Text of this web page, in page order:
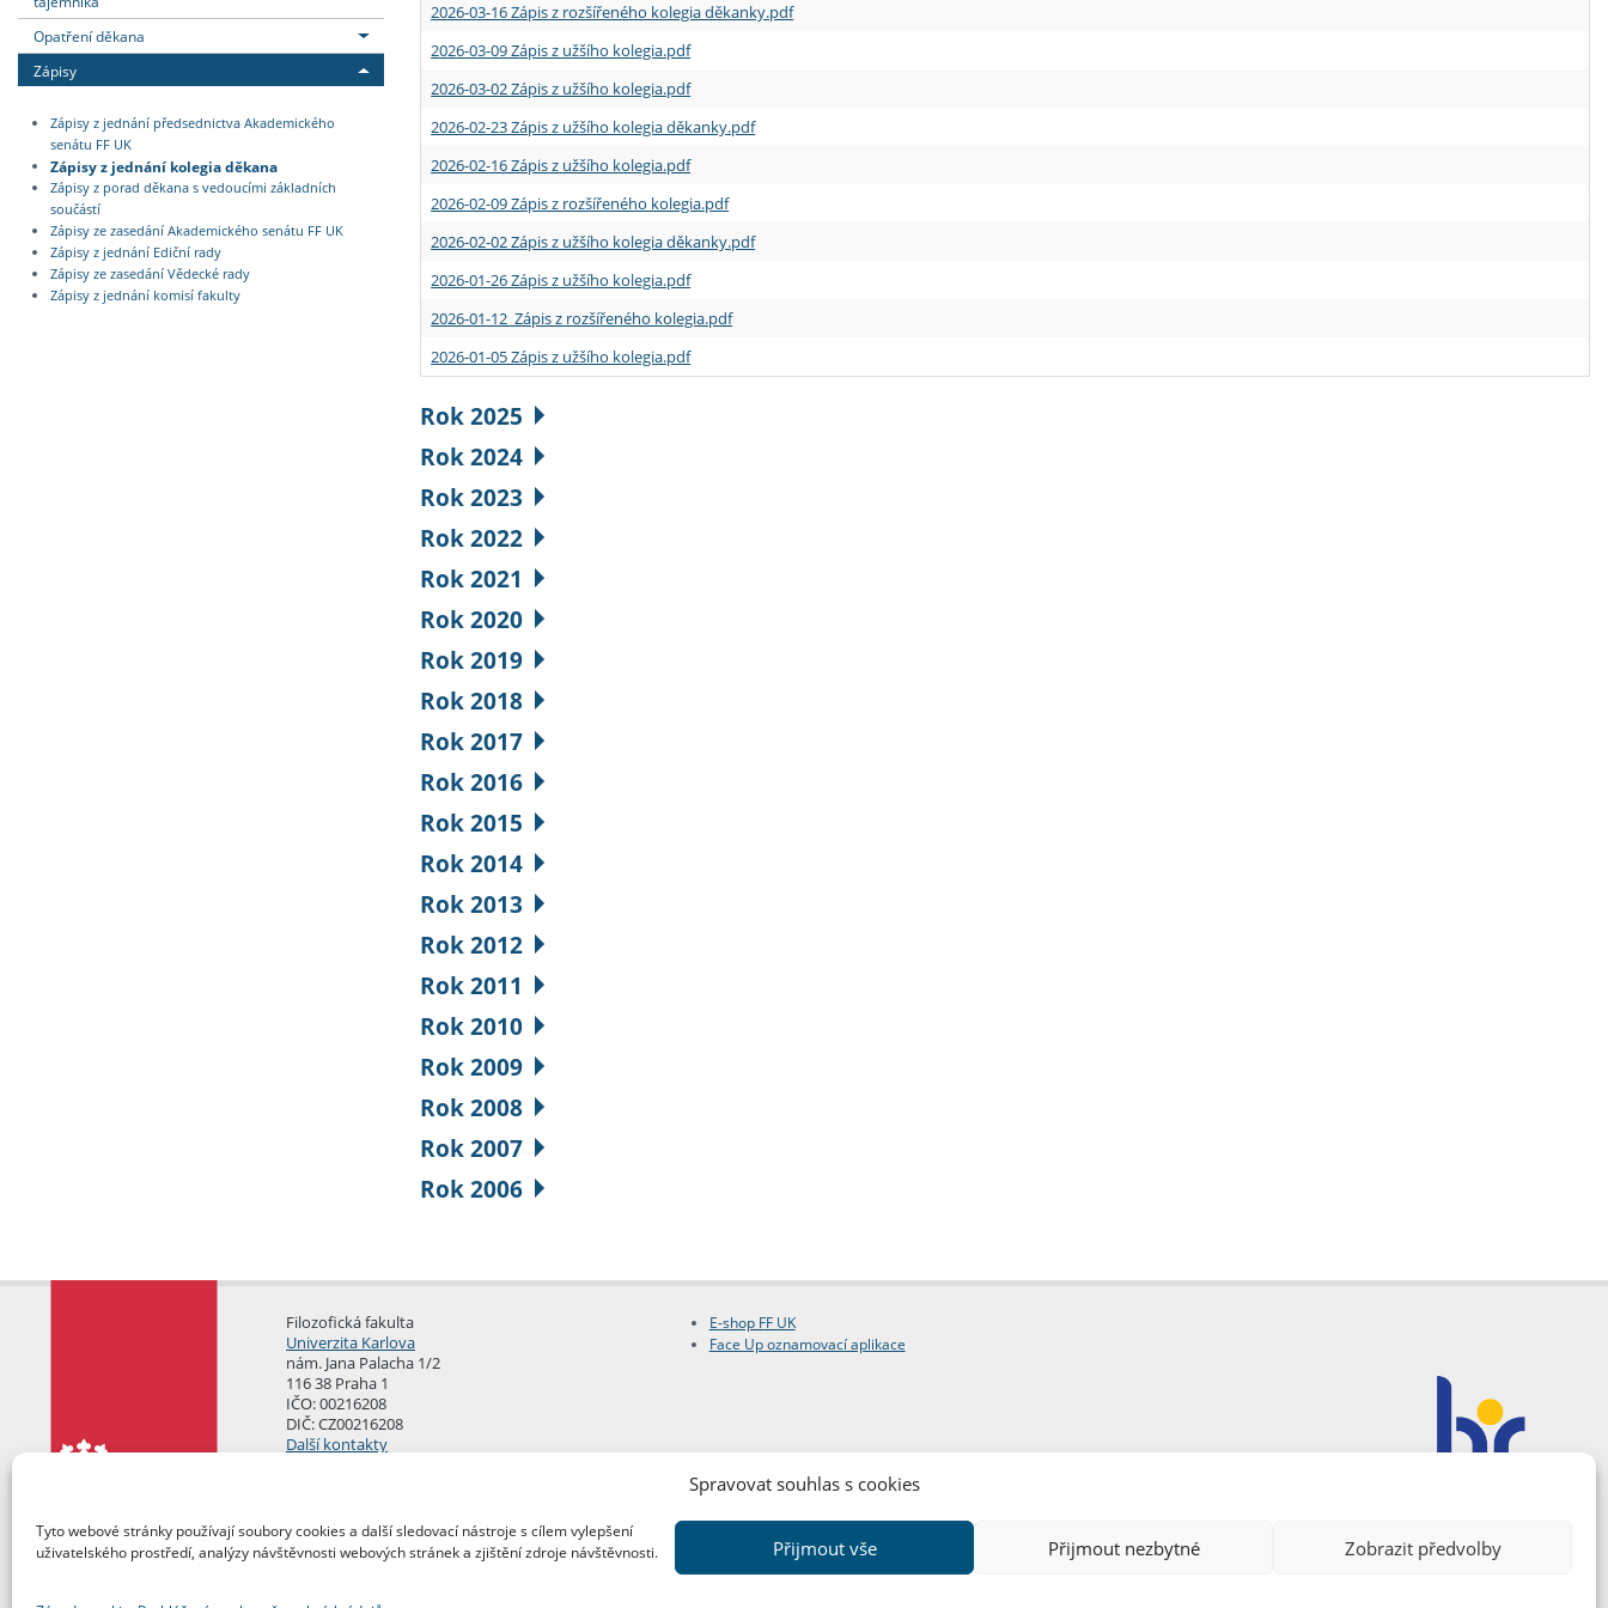
Spravovat souhlas s cookies
Tyto webové stránky používají soubory cookies a další sledovací nástroje s cílem vylepšení
uživatelského prostředí, analýzy návštěvnosti webových stránek a zjištění zdroje návštěvnosti.
Přijmout vše Přijmout nezbytné Zobrazit předvolby
Opatření děkana
Zápisy
Zápisy z jednání předsednictva Akademického
senátu FF UK
Zápisy z jednání kolegia děkana
Zápisy z porad děkana s vedoucími základních
součástí
Zápisy ze zasedání Akademického senátu FF UK
Zápisy z jednání Ediční rady
Zápisy ze zasedání Vědecké rady
Zápisy z jednání komisí fakulty
2026-03-16 Zápis z rozšířeného kolegia děkanky.pdf
2026-03-09 Zápis z užšího kolegia.pdf
2026-03-02 Zápis z užšího kolegia.pdf
2026-02-23 Zápis z užšího kolegia děkanky.pdf
2026-02-16 Zápis z užšího kolegia.pdf
2026-02-09 Zápis z rozšířeného kolegia.pdf
2026-02-02 Zápis z užšího kolegia děkanky.pdf
2026-01-26 Zápis z užšího kolegia.pdf
2026-01-12 Zápis z rozšířeného kolegia.pdf
2026-01-05 Zápis z užšího kolegia.pdf
Rok 2025
Rok 2024
Rok 2023
Rok 2022
Rok 2021
Rok 2020
Rok 2019
Rok 2018
Rok 2017
Rok 2016
Rok 2015
Rok 2014
Rok 2013
Rok 2012
Rok 2011
Rok 2010
Rok 2009
Rok 2008
Rok 2007
Rok 2006
Filozofická fakulta
Univerzita Karlova
nám. Jana Palacha 1/2
116 38 Praha 1
IČO: 00216208
DIČ: CZ00216208
Další kontakty
E-shop FF UK
Face Up oznamovací aplikace